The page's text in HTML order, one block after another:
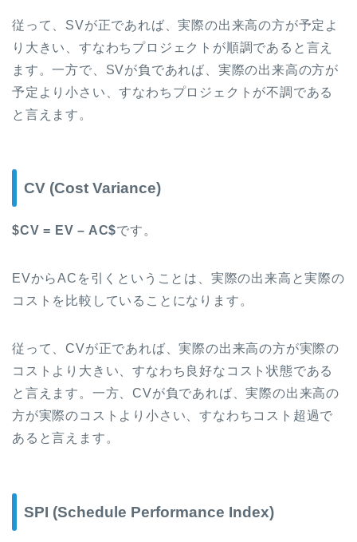
従って、SVが正であれば、実際の出来高の方が予定よ
り大きい、すなわちプロジェクトが順調であると言え
ます。一方で、SVが負であれば、実際の出来高の方が
予定より小さい、すなわちプロジェクトが不調である
と言えます。
CV (Cost Variance)
$CV = EV – AC$です。
EVからACを引くということは、実際の出来高と実際の
コストを比較していることになります。
従って、CVが正であれば、実際の出来高の方が実際の
コストより大きい、すなわち良好なコスト状態である
と言えます。一方、CVが負であれば、実際の出来高の
方が実際のコストより小さい、すなわちコスト超過で
あると言えます。
SPI (Schedule Performance Index)